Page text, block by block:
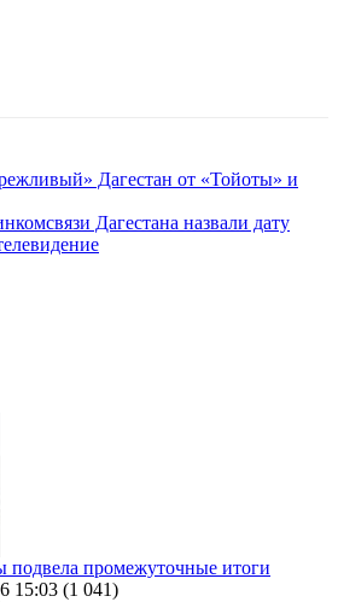
Дагестан от «Тойоты» и
Дагестана назвали дату
промежуточные итоги
15:03 (1 041)